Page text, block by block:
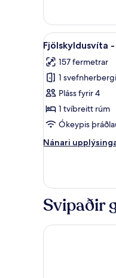
1
stórt
tvíbreitt
rúm
Skoða
allar
myndir
fyrir
Fjölskyldusvíta
-
1
rúm
7
Fjölskyldusvíta
157 fermetrar
1 svefnherbergi
Pláss fyrir 4
1 tvíbreitt rúm
Ókeypis
Nánari
Nánari
-
tvíbreitt
Svipaðir
Four Points by